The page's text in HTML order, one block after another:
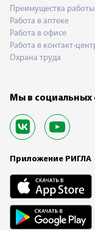
Преимущества работы
Работа в аптеке
Работа в офисе
Работа в контакт-
Охрана труда
Мы в социальных
Приложение РИГЛА